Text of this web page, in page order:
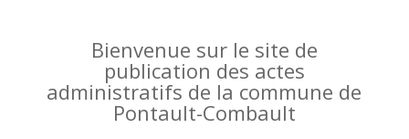
Bienvenue sur le site de
publication des actes
administratifs de la commune de
Pontault-Combault